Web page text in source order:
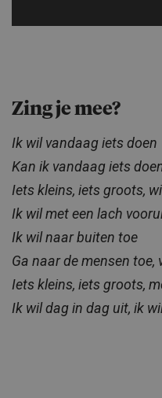
Zing je mee?
Ik wil vandaag iets doen
Kan ik vandaag iets
Iets kleins, iets groots,
Ik wil met een lach
Ik wil naar buiten toe
Ga naar de mensen
Iets kleins, iets groots,
Ik wil dag in dag uit, ik